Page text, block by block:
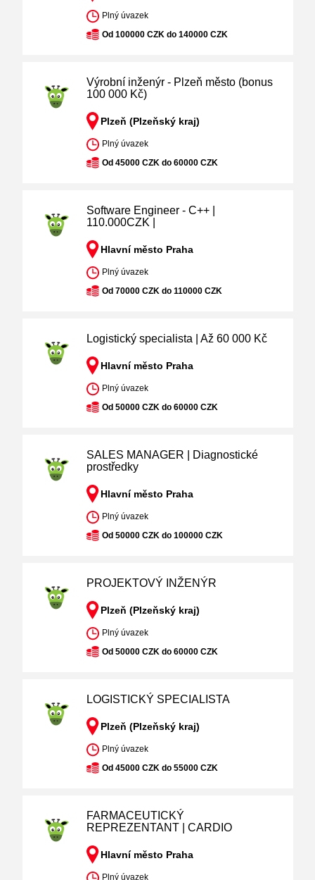
Plný úvazek
Od 100000 CZK do 140000 CZK
Výrobní inženýr - Plzeň město (bonus
100 000 Kč)
Plzeň (Plzeňský kraj)
Plný úvazek
Od 45000 CZK do 60000 CZK
Software Engineer - C++ |
110.000CZK |
Hlavní město Praha
Plný úvazek
Od 70000 CZK do 110000 CZK
Logistický specialista | Až 60 000 Kč
Hlavní město Praha
Plný úvazek
Od 50000 CZK do 60000 CZK
SALES MANAGER | Diagnostické
prostředky
Hlavní město Praha
Plný úvazek
Od 50000 CZK do 100000 CZK
PROJEKTOVÝ INŽENÝR
Plzeň (Plzeňský kraj)
Plný úvazek
Od 50000 CZK do 60000 CZK
LOGISTICKÝ SPECIALISTA
Plzeň (Plzeňský kraj)
Plný úvazek
Od 45000 CZK do 55000 CZK
FARMACEUTICKÝ
REPREZENTANT | CARDIO
Hlavní město Praha
Plný úvazek